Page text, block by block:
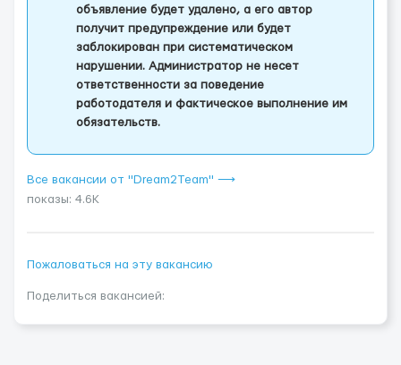
объявление будет удалено, а его автор
получит предупреждение или будет
заблокирован при систематическом
нарушении. Администратор не несет
ответственности за поведение
работодателя и фактическое выполнение им
обязательств.
Все вакансии от "Dream2Team" ⟶
показы: 4.6K
Пожаловаться на эту вакансию
Поделиться вакансией: